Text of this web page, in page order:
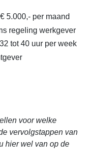
5.000,- per maand
regeling werkgever
tot 40 uur per week
voor welke
vervolgstappen van
hier wel van op de